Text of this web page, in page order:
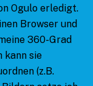
Ogulo erledigt.
Browser und
360-Grad
kann sie
(z.B.